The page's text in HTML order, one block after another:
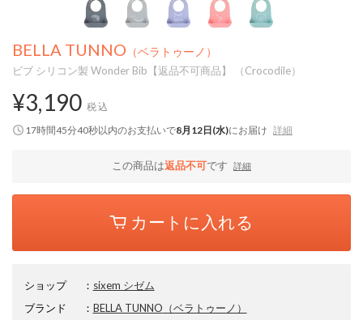
BELLA TUNNO （ベラトゥーノ）
ビブ シリコン製 Wonder Bib【返品不可商品】 （Crocodile）
¥3,190 税込
17時間45分40秒以内のお支払いで8月12日(水)にお届け 詳細
この商品は返品不可です 詳細
カートに入れる
ショップ ： sixem シゼム
ブランド
： BELLA TUNNO （ベラトゥーノ）